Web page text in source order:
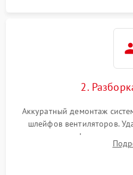
2.
Аккуратный демонтаж
шлейфов вентиляторов.
кристалла графического
памяти и зоны VRM.